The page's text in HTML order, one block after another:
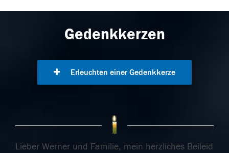
Gedenkkerzen
Erleuchten einer Gedenkkerze
Lieber Werner und Familie, mein herzliches Beileid